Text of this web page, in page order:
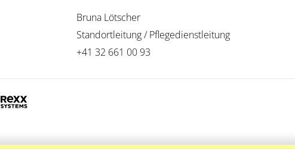
Bruna Lötscher
Standortleitung / Pflegedienstleitung
+41 32 661 00 93